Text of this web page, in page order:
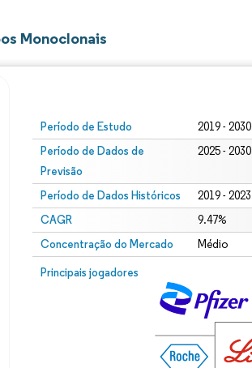
Monoclonais
Período de Estudo 2019 - 2030
Período de Dados de
Previsão
2025 - 2030
Período de Dados Históricos 2019 - 2023
CAGR 9.47%
Concentração do Mercado Médio
Principais jogadores